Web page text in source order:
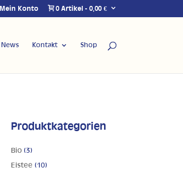
Mein Konto 0 Artikel 0,00 €
News Kontakt Shop
Produktkategorien
Bio (3)
Eistee (10)